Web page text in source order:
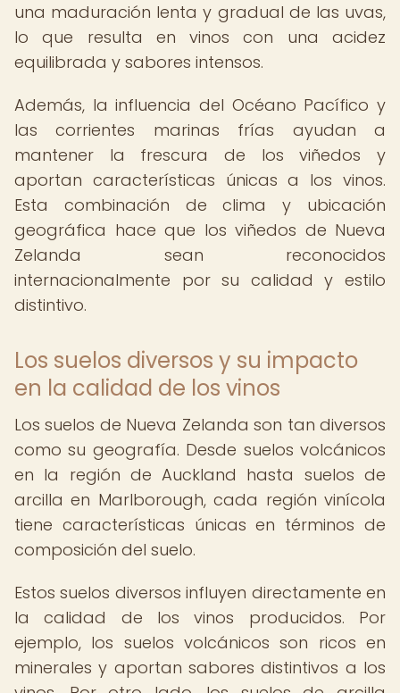
una maduración lenta y gradual de las uvas,
lo que resulta en vinos con una acidez
equilibrada y sabores intensos.
Además, la influencia del Océano Pacífico y
las corrientes marinas frías ayudan a
mantener la frescura de los viñedos y
aportan características únicas a los vinos.
Esta combinación de clima y ubicación
geográfica hace que los viñedos de Nueva
Zelanda sean reconocidos
internacionalmente por su calidad y estilo
distintivo.
Los suelos diversos y su impacto
en la calidad de los vinos
Los suelos de Nueva Zelanda son tan diversos
como su geografía. Desde suelos volcánicos
en la región de Auckland hasta suelos de
arcilla en Marlborough, cada región vinícola
tiene características únicas en términos de
composición del suelo.
Estos suelos diversos influyen directamente en
la calidad de los vinos producidos. Por
ejemplo, los suelos volcánicos son ricos en
minerales y aportan sabores distintivos a los